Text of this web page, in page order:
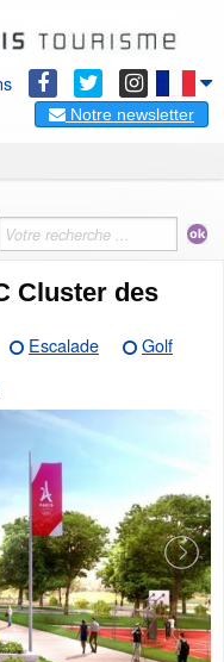
Notre newsletter
Cluster des
Escalade
Golf